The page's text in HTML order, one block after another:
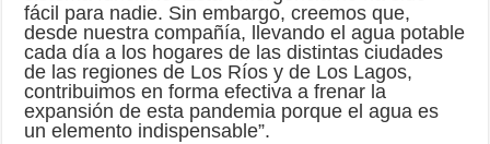
fácil para nadie. Sin embargo, creemos que,
desde nuestra compañía, llevando el agua potable
cada día a los hogares de las distintas ciudades
de las regiones de Los Ríos y de Los Lagos,
contribuimos en forma efectiva a frenar la
expansión de esta pandemia porque el agua es
un elemento indispensable”.